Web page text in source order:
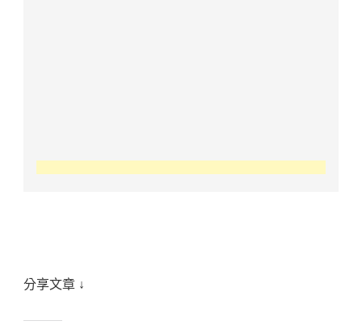
分享文章 ↓